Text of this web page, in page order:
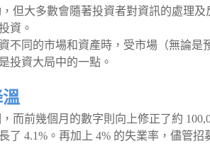
但大多數會隨著投資者對資訊的處理及
資。
不同的市場和資產時，受市場（無論是
投資大局中的一點。
而前幾個月的數字則向上修正了約
了 4.1%。再加上 4% 的失業率，儘管招